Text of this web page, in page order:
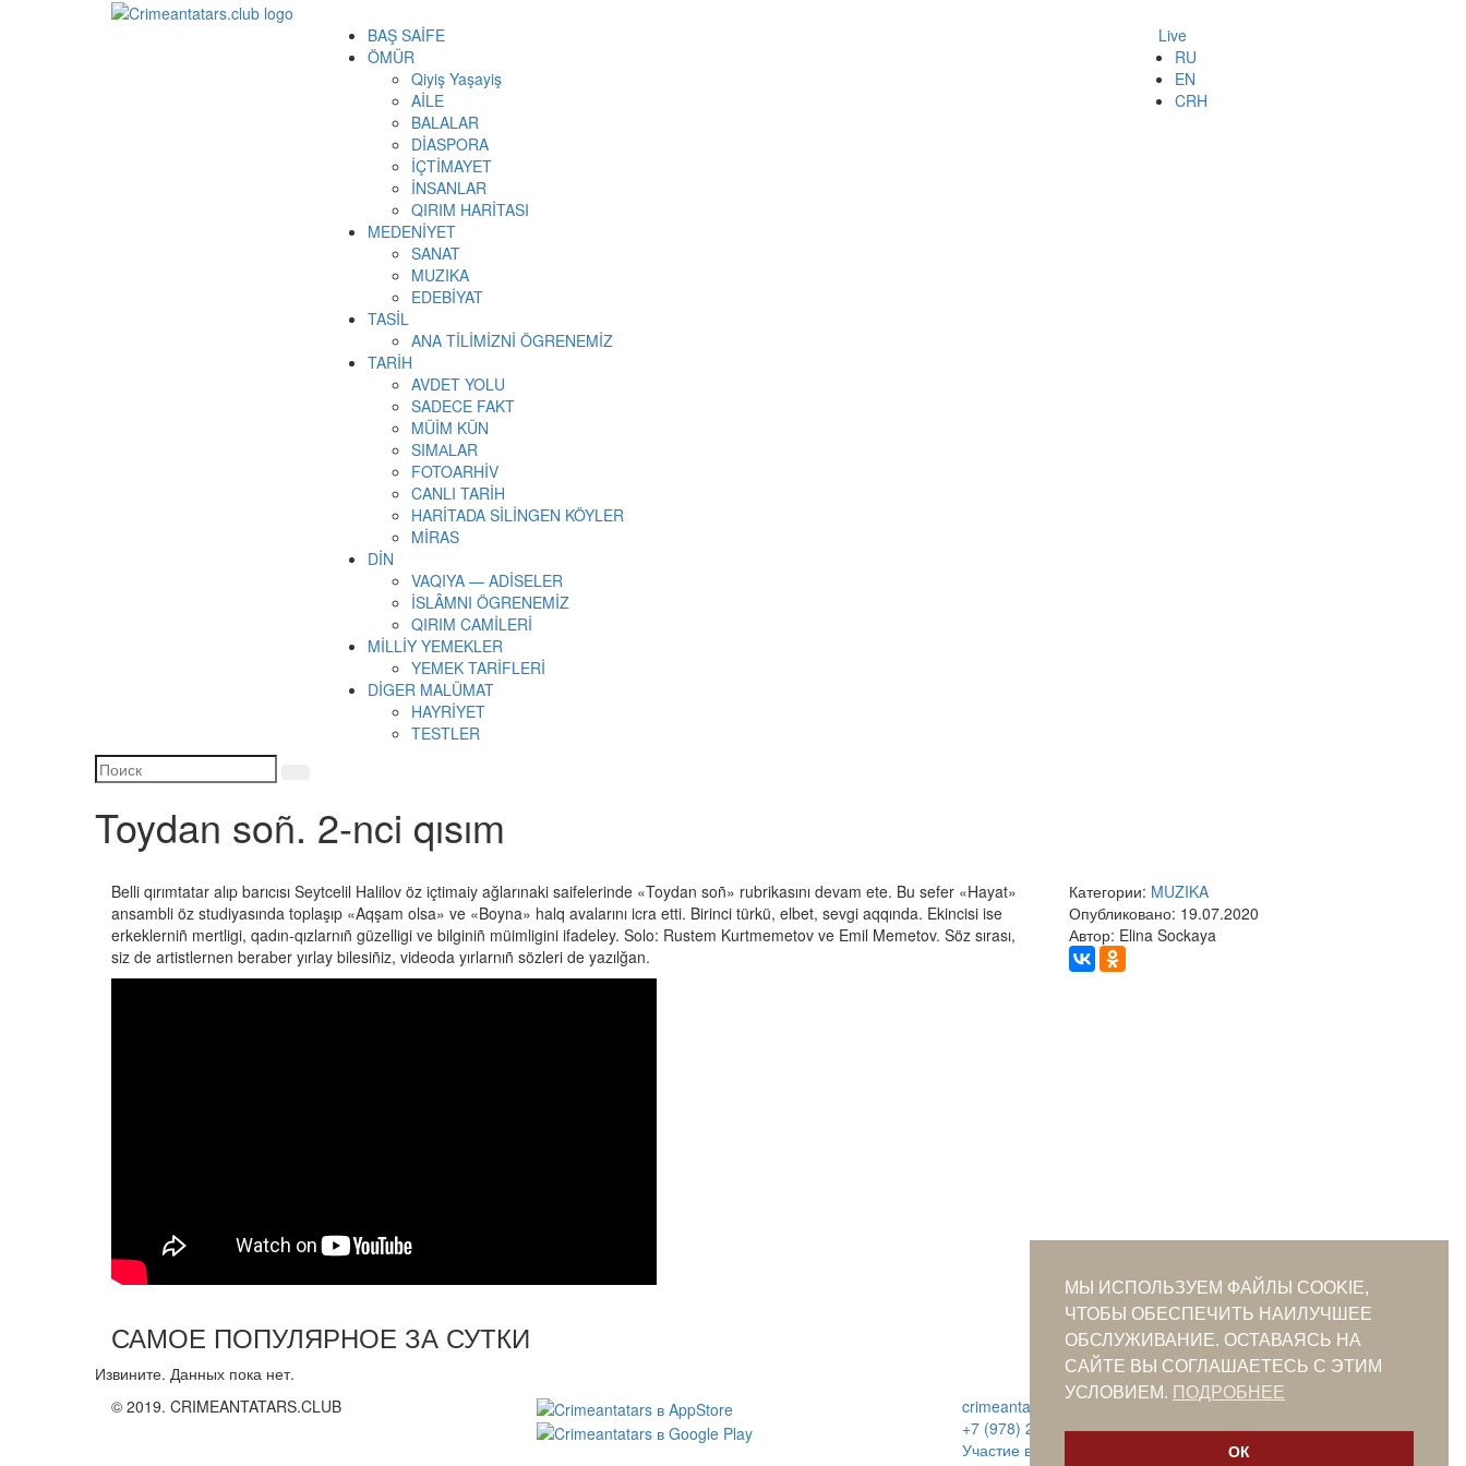
Live
BAŞ SAİFE
ÖMÜR
Qiyiş Yaşayiş
AİLE
BALALAR
DİASPORA
İÇTİMAYET
İNSANLAR
QIRIM HARİTASI
MEDENİYET
SANAT
MUZIKA
EDEBİYAT
TASİL
ANA TİLİMİZNİ ÖGRENEMİZ
TARİH
AVDET YOLU
SADECE FAKT
MÜİM KÜN
SIMАLAR
FOTOARHİV
CANLI TARİH
HARİTADA SİLİNGEN KÖYLER
MİRAS
DİN
VAQIYA — ADİSELER
İSLÂMNI ÖGRENEMİZ
QIRIM CAMİLERİ
MİLLİY YEMEKLER
YEMEK TARİFLERİ
DİGER MALÜMAT
HAYRİYET
TESTLER
RU
EN
CRH
Toydan soñ. 2-nci qısım
Belli qırımtatar alıp barıcısı Seytcelil Halilov öz içtimaiy ağlarınaki saifelerinde «Toydan soñ» rubrikasını devam ete. Bu sefer «Hayat»
ansambli öz studiyasında toplaşıp «Aqşam olsa» ve «Boyna» halq avalarını icra etti. Birinci türkü, elbet, sevgi aqqında. Ekincisi ise
erkeklerniñ mertligi, qadın-qızlarnıñ güzelligi ve bilginiñ müimligini ifadeley. Solo: Rustem Kurtmemetov ve Emil Memetov. Söz sırası,
siz de artistlernen beraber yırlay bilesiñiz, videoda yırlarnıñ sözleri de yazılğan.
Категории: MUZIKA
Опубликовано: 19.07.2020
Автор: Elina Sockaya
САМОЕ ПОПУЛЯРНОЕ ЗА СУТКИ
Извините. Данных пока нет.
crimeantatars@qaradeniz.com
+7 (978) 208-56-55
Участие в проекте Khalide Fashion
© 2019. CRIMEANTATARS.CLUB
МЫ ИСПОЛЬЗУЕМ ФАЙЛЫ COOKIE,
ЧТОБЫ ОБЕСПЕЧИТЬ НАИЛУЧШЕЕ
ОБСЛУЖИВАНИЕ. ОСТАВАЯСЬ НА
САЙТЕ ВЫ СОГЛАШАЕТЕСЬ С ЭТИМ
УСЛОВИЕМ. ПОДРОБНЕЕ
ОК